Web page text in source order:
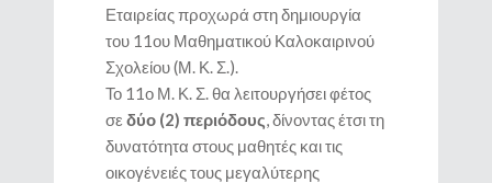
Εταιρείας προχωρά στη δημιουργία
του 11ου Μαθηματικού Καλοκαιρινού
Σχολείου (Μ. Κ. Σ.).
Το 11ο Μ. Κ. Σ. θα λειτουργήσει φέτος
σε δύο (2) περιόδους, δίνοντας έτσι τη
δυνατότητα στους μαθητές και τις
οικογένειές τους μεγαλύτερης